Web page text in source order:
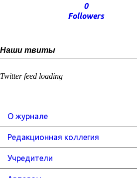
0
Followers
Наши твиты
Twitter feed loading
О журнале
Редакционная коллегия
Учредители